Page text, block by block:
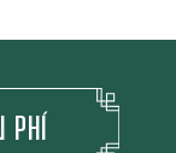
PHÍ